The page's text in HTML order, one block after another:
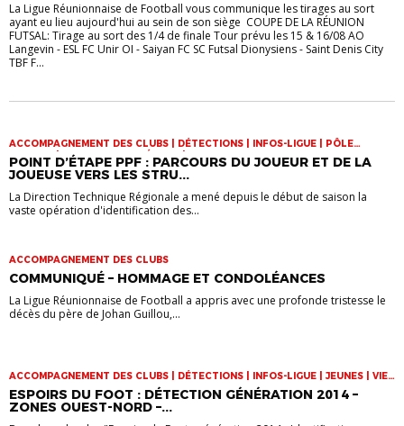
La Ligue Réunionnaise de Football vous communique les tirages au sort
ayant eu lieu aujourd'hui au sein de son siège COUPE DE LA RÉUNION
FUTSAL: Tirage au sort des 1/4 de finale Tour prévu les 15 & 16/08 AO
Langevin - ESL FC Unir OI - Saiyan FC SC Futsal Dionysiens - Saint Denis City
TBF F...
ACCOMPAGNEMENT DES CLUBS | DÉTECTIONS | INFOS-LIGUE | PÔLE
ESPOIRS | SPORT-ETUDE FÉMININ | VIE DES CLUBS
POINT D’ÉTAPE PPF : PARCOURS DU JOUEUR ET DE LA
JOUEUSE VERS LES STRU...
La Direction Technique Régionale a mené depuis le début de saison la
vaste opération d'identification des...
ACCOMPAGNEMENT DES CLUBS
COMMUNIQUÉ – HOMMAGE ET CONDOLÉANCES
La Ligue Réunionnaise de Football a appris avec une profonde tristesse le
décès du père de Johan Guillou,...
ACCOMPAGNEMENT DES CLUBS | DÉTECTIONS | INFOS-LIGUE | JEUNES | VIE
DES CLUBS
ESPOIRS DU FOOT : DÉTECTION GÉNÉRATION 2014 –
ZONES OUEST-NORD –...